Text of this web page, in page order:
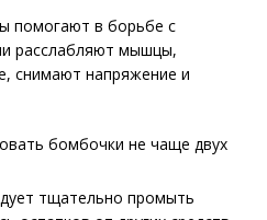
помогают в борьбе с
расслабляют мышцы,
снимают напряжение и
бомбочки не чаще двух
тщательно промыть